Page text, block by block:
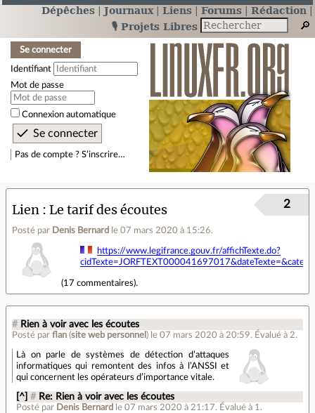
Dépêches Journaux Liens Forums
Rédaction
🎙️ Projets Libres
Se connecter
Identifiant
Mot de passe
Connexion automatique
Pas de compte ? S’inscrire…
Lien Le tarif des écoutes
Posté par Denis Bernard le 07 mars 2020 à 15:26.
2
https://www.legifrance.gouv.fr/affichTexte.do?
(17 commentaires).
# Rien à voir avec les écoutes
Posté par flan (site web personnel ) le 07 mars 2020 à 20:59. Évalué à 2.
Là on parle de systèmes de détection d’attaques
informatiques qui remontent des infos à l’ANSSI et
qui concernent les opérateurs d’importance vitale.
[^] # Re: Rien à voir avec les écoutes
Posté par Denis Bernard le 07 mars 2020 à 21:17. Évalué à 1 .